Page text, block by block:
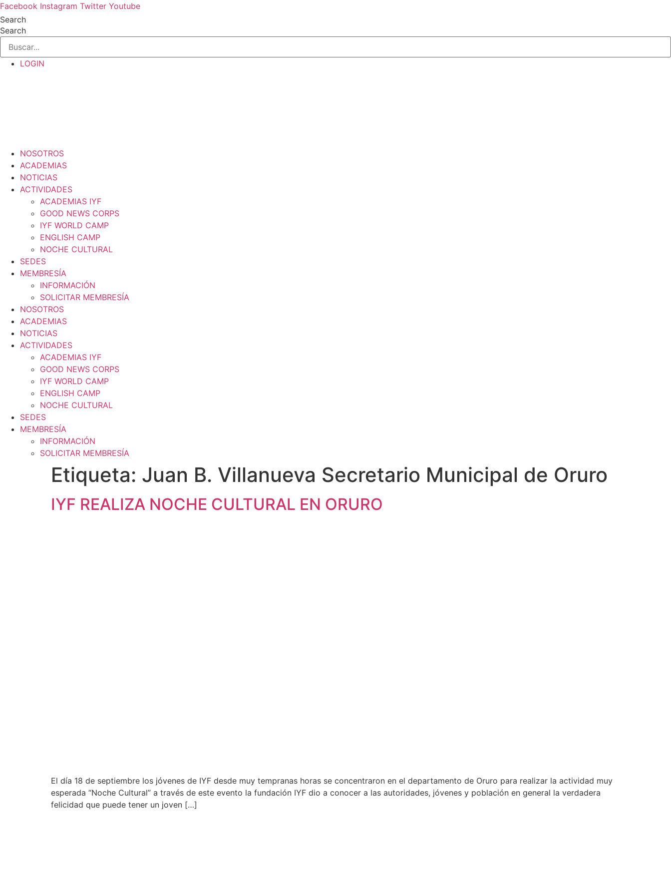
Ir
al
contenido
Facebook Instagram Twitter Youtube
Search
Search
LOGIN
NOSOTROS
ACADEMIAS
NOTICIAS
ACTIVIDADES
ACADEMIAS IYF
GOOD NEWS CORPS
IYF WORLD CAMP
ENGLISH CAMP
NOCHE CULTURAL
SEDES
MEMBRESÍA
INFORMACIÓN
SOLICITAR MEMBRESÍA
NOSOTROS
ACADEMIAS
NOTICIAS
ACTIVIDADES
ACADEMIAS IYF
GOOD NEWS CORPS
IYF WORLD CAMP
ENGLISH CAMP
NOCHE CULTURAL
SEDES
MEMBRESÍA
INFORMACIÓN
SOLICITAR MEMBRESÍA
Etiqueta: Juan B. Villanueva Secretario Municipal de Oruro
IYF REALIZA NOCHE CULTURAL EN ORURO
El día 18 de septiembre los jóvenes de IYF desde muy tempranas horas se concentraron en el departamento de Oruro para realizar la actividad muy
esperada “Noche Cultural” a través de este evento la fundación IYF dio a conocer a las autoridades, jóvenes y población en general la verdadera
felicidad que puede tener un joven […]